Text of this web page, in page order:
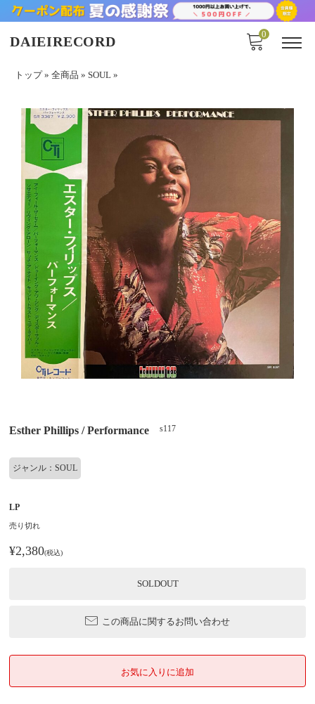
DAIEIRECORD 0
トップ» 全商品 » SOUL »
Esther Phillips / Performance s117
ジャンル：SOUL
LP
売り切れ
¥2,380(税込)
SOLDOUT
この商品に関するお問い合わせ